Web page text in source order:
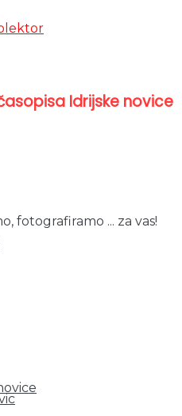
Idrijske novice
fotografiramo ... za vas!